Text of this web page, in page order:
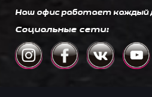
Наш офис работает каждый
Социальные сети: